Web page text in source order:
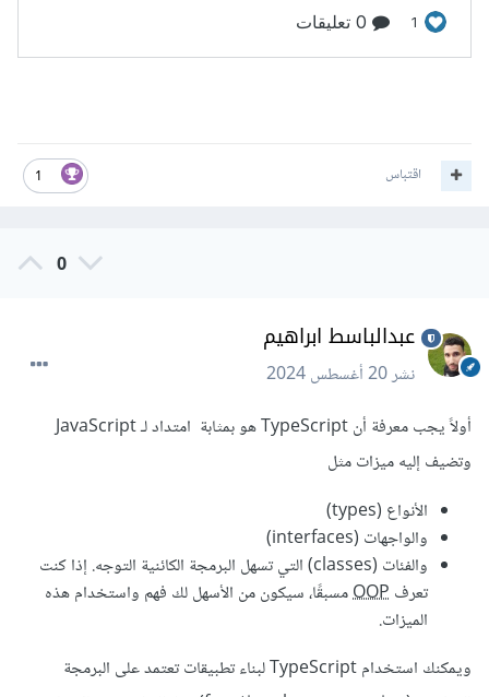
1 اقتباس
0
عبدالباسط ابراهيم
نشر20 أغسطس 2024
أولاً يجب معرفة أن TypeScript هو بمثابة امتداد لـ JavaScript
وتضيف إليه ميزات مثل
الأنواع (types)
والواجهات (interfaces)
والفئات (classes) التي تسهل البرمجة الكائنية التوجه. إذا كنت
تعرف OOPمسبقًا، سيكون من الأسهل لك فهم واستخدام هذه
الميزات.
ويمكنك استخدام TypeScript لبناء تطبيقات تعتمد على البرمجة